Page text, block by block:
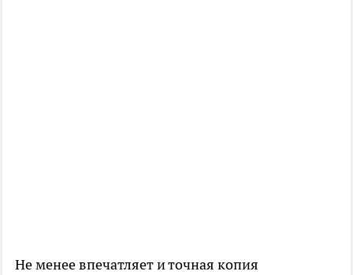
Не менее впечатляет и точная копия